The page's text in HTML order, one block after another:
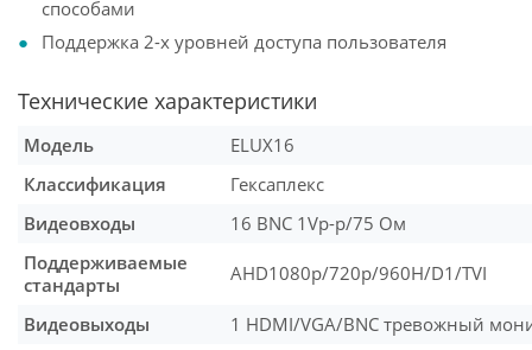
способами
Поддержка 2-х уровней доступа пользователя
Технические характеристики
Модель
ELUX16
Классификация
Гексаплекс
Видеовходы
16 BNC 1Vp-p/75 Ом
Поддерживаемые
стандарты
AHD1080p/720p/960H/D1/TVI
Видеовыходы
1 HDMI/VGA/BNC тревожный